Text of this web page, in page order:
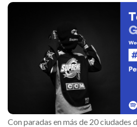
Con paradas en más de 20 ciudades